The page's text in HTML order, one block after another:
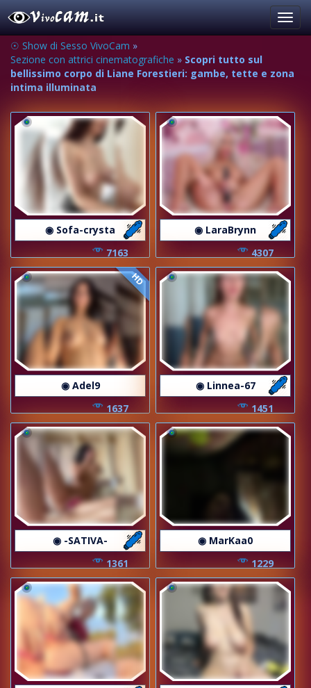
☉ Show di Sesso VivoCam »
Sezione con attrici cinematografiche » Scopri tutto sul
bellissimo corpo di Liane Forestieri: gambe, tette e zona
intima illuminata
◉ Sofa-crysta
7163
◉ LaraBrynn
4307
HD
◉ Adel9
1637
◉ Linnea-67
1451
◉ -SATIVA-
1361
◉ MarKaa0
1229